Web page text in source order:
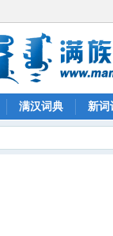
满汉词典 新词